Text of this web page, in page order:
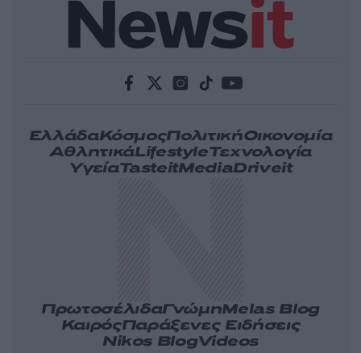
ΕλλάδαΚόσμοςΠολιτικήΟικονομία
ΑθλητικάLifestyleΤεχνολογία
ΥγείαTasteitMediaDriveit
ΠρωτοσέλιδαΓνώμηMelas Blog
ΚαιρόςΠαράξενες Ειδήσεις
Nikos BlogVideos